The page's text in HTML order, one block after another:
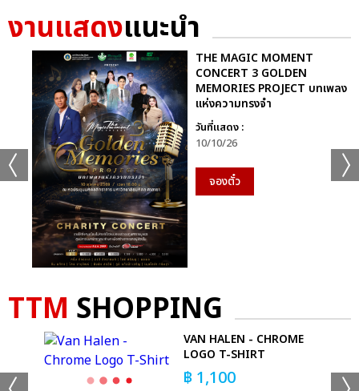
งานแสดงแนะนำ
THE MAGIC MOMENT
CONCERT 3 GOLDEN
MEMORIES PROJECT บทเพลง
แห่งความทรงจำ
วันที่แสดง :
10/10/26
จองตั๋ว
TTM SHOPPING
VAN HALEN - CHROME
LOGO T-SHIRT
฿ 1,100